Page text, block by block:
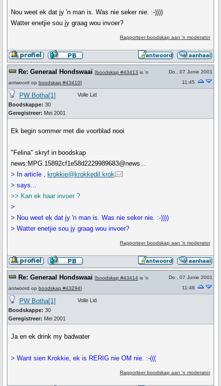
Nou weet ek dat jy 'n man is. Was nie seker nie. :-))))
Watter enetjie sou jy graag wou invoer?
Rapporteer boodskap aan 'n moderator
Re: Generaal Hondswaai [boodskap #43413 is 'n
antwoord op boodskap #43410]
Do., 07 Junie 2001
11:45
PW Botha[1]
Boodskappe: 30
Geregistreer: Mei 2001
Volle Lid
Ek begin sommer met die voorblad nooi
"Felina" skryf in boodskap
news:MPG.15892cf1e58d2229989683@news...
> In article , krokkie@krokkedil.krok
> says...
>> Kan ek haar invoer ?
>
> Nou weet ek dat jy 'n man is. Was nie seker nie. :-))))
> Watter enetjie sou jy graag wou invoer?
Rapporteer boodskap aan 'n moderator
Re: Generaal Hondswaai [boodskap #43414 is 'n
antwoord op boodskap #43294]
Do., 07 Junie 2001
11:46
PW Botha[1]
Boodskappe: 30
Geregistreer: Mei 2001
Volle Lid
Ja en ek drink my badwater
> Want sien Krokkie, ek is RERIG nie OM nie. :-(((
Rapporteer boodskap aan 'n moderator